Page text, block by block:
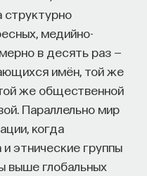
медийно-
в десять раз —
имён, той же
же общественной
Параллельно мир
когда
этнические группы
выше глобальных
"ПостНаука", религиовед